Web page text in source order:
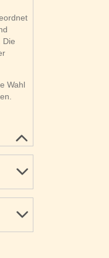
Die
Wahl